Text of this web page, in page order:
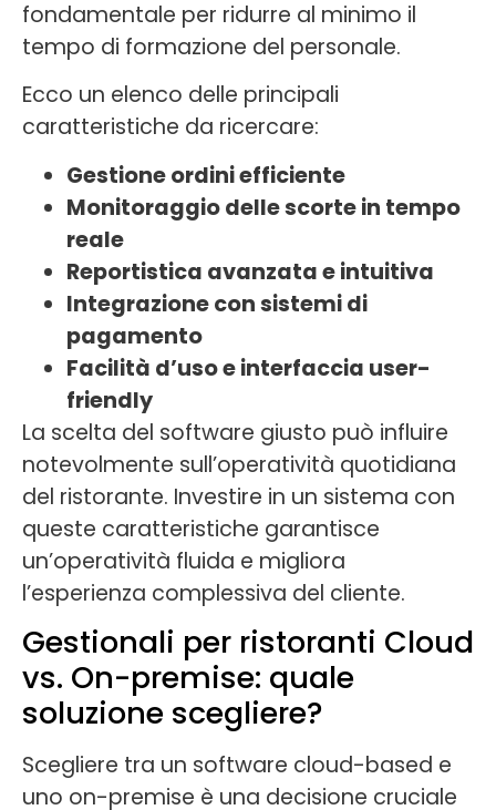
fondamentale per ridurre al minimo il
tempo di formazione del personale.
Ecco un elenco delle principali
caratteristiche da ricercare:
Gestione ordini efficiente
Monitoraggio delle scorte in tempo
reale
Reportistica avanzata e intuitiva
Integrazione con sistemi di
pagamento
Facilità d’uso e interfaccia user-
friendly
La scelta del software giusto può influire
notevolmente sull’operatività quotidiana
del ristorante. Investire in un sistema con
queste caratteristiche garantisce
un’operatività fluida e migliora
l’esperienza complessiva del cliente.
Gestionali per ristoranti Cloud
vs. On-premise: quale
soluzione scegliere?
Scegliere tra un software cloud-based e
uno on-premise è una decisione cruciale